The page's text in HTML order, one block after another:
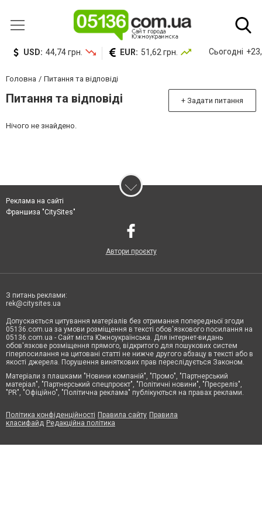
USD: 44,74 грн. EUR: 51,62 грн. Сьогодні
Головна Питання та відповіді
Питання та відповіді + Задати питання
Нічого не знайдено.
Реклама на сайті
Франшиза "CitySites"
Автори проєкту
З питань реклами:
rek@citysites.ua
Допускається цитування матеріалів без отримання попередньої згоди
05136.com.ua за умови розміщення в тексті обов'язкового посилання на
05136.com.ua - Сайт міста Южноукраїнська. Для інтернет-видань
обов'язкове розміщення прямого, відкритого для пошукових систем
гіперпосилання на цитовані статті не нижче другого абзацу в тексті або в
якості джерела. Порушення виняткових прав переслідується Законом.
Матеріали з плашками "Новини компаній", "Промо", "Партнерський
матеріал", "Партнерський спецпроєкт", "Політичні новини", "Пресреліз",
"PR", "Офіційно", "Політична реклама" публікуються на правах реклами.
Політика конфіденційності Правила сайту Правила
класифайд Редакційна політика